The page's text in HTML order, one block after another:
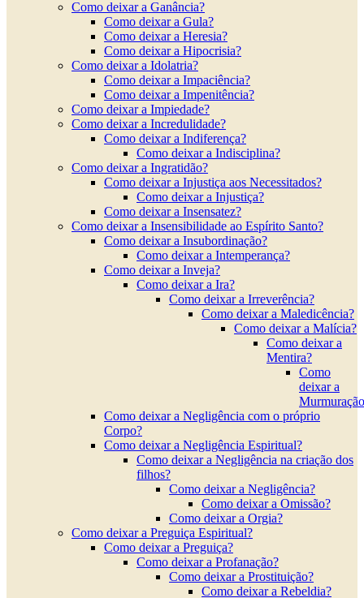
Como deixar a Ganância?
Como deixar a Gula?
Como deixar a Heresia?
Como deixar a Hipocrisia?
Como deixar a Idolatria?
Como deixar a Impaciência?
Como deixar a Impenitência?
Como deixar a Impiedade?
Como deixar a Incredulidade?
Como deixar a Indiferença?
Como deixar a Indisciplina?
Como deixar a Ingratidão?
Como deixar a Injustiça aos Necessitados?
Como deixar a Injustiça?
Como deixar a Insensatez?
Como deixar a Insensibilidade ao Espírito Santo?
Como deixar a Insubordinação?
Como deixar a Intemperança?
Como deixar a Inveja?
Como deixar a Ira?
Como deixar a Irreverência?
Como deixar a Maledicência?
Como deixar a Malícia?
Como deixar a
Mentira?
Como
deixar a
Como deixar a Negligência com o próprio
Corpo?
Como deixar a Negligência Espiritual?
Como deixar a Negligência na criação dos
filhos?
Como deixar a Negligência?
Como deixar a Omissão?
Como deixar a Orgia?
Como deixar a Preguiça Espiritual?
Como deixar a Preguiça?
Como deixar a Profanação?
Como deixar a Prostituição?
Como deixar a Rebeldia?